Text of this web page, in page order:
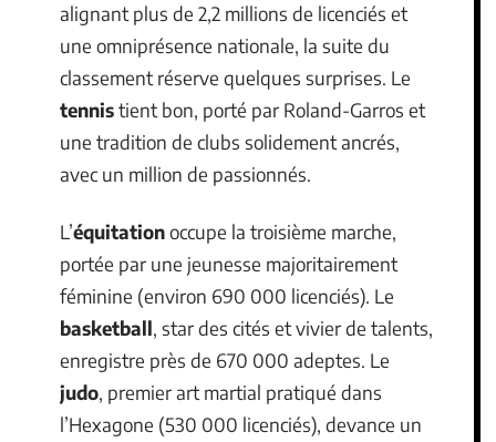
alignant plus de 2,2 millions de licenciés et
une omniprésence nationale, la suite du
classement réserve quelques surprises. Le
tennistient bon, porté par Roland-Garros et
une tradition de clubs solidement ancrés,
avec un million de passionnés.
L’équitationoccupe la troisième marche,
portée par une jeunesse majoritairement
féminine (environ 690 000 licenciés). Le
basketball, star des cités et vivier de talents,
enregistre près de 670 000 adeptes. Le
judo, premier art martial pratiqué dans
l’Hexagone (530 000 licenciés), devance un